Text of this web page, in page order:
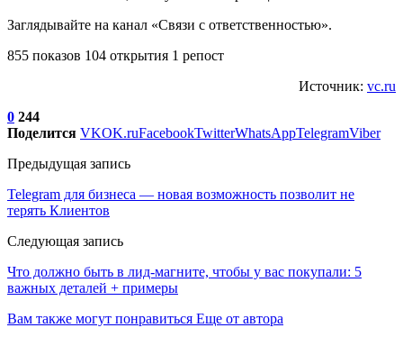
Заглядывайте на канал «Связи с ответственностью».
855 показов 104 открытия 1 репост
Источник: vc.ru
0 244
Поделится VKOK.ruFacebookTwitterWhatsAppTelegramViber
Предыдущая запись
Telegram для бизнеса — новая возможность позволит не
терять Клиентов
Следующая запись
Что должно быть в лид-магните, чтобы у вас покупали: 5
важных деталей + примеры
Вам также могут понравиться Еще от автора